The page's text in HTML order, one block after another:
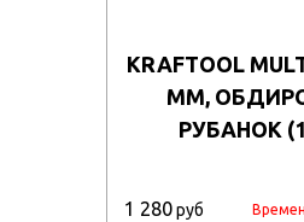
KRAFTOOL
ММ,
РУБАНОК
1 280руб